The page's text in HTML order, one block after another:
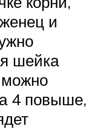
и
шейка
4 повыше,